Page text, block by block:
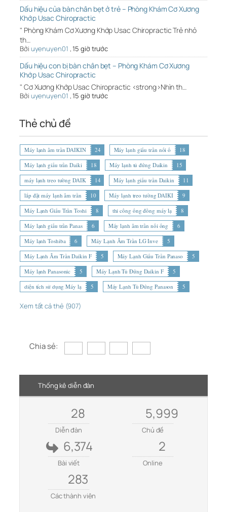
Dấu hiệu của bàn chân bẹt ở trẻ – Phòng Khám Cơ Xương
Khớp Usac Chiropractic
" Phòng Khám Cơ Xương Khớp Usac Chiropractic Trẻ nhỏ
th…
Bởi uyenuyen01 ,15 giờ trước
Dấu hiệu con bị bàn chân bẹt – Phòng Khám Cơ Xương
Khớp Usac Chiropractic
" Cơ Xương Khớp Usac Chiropractic <strong>Nhìn th…
Bởi uyenuyen01 ,15 giờ trước
Thẻ chủ đề
Máy lạnh âm trần DAIKIN 24 Máy lạnh giấu trần nối ố
18
Máy lạnh giấu trần Daiki
18 Máy lạnh tủ đứng Daikin
15
máy lạnh treo tường DAIK
14 Máy lạnh giấu trần Daikin
11
lắp đặt máy lạnh âm trần
10 Máy lạnh treo tường DAIKI
9
Máy Lạnh Giấu Trần Toshi
8 thi công ống đồng máy lạ
8
Máy lạnh giấu trần Panas
6 Máy lạnh âm trần nối ống
6
Máy lạnh Toshiba
6 Máy Lạnh Âm Trần LG Inve
5
Máy Lạnh Âm Trần Daikin F
5 Máy Lạnh Giấu Trần Panaso
5
Máy lạnh Panasonic
5 Máy Lạnh Tủ Đứng Daikin F
5
diện tích sử dụng Máy lạ
5 Máy Lạnh Tủ Đứng Panason 5
Xem tất cả thẻ (907)
Chia sẻ:
Thống kê diễn đàn
28
Diễn đàn
5,999
Chủ đề
6,374
Bài viết
2
Online
283
Các thành viên